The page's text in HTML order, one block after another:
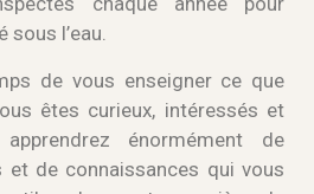
sous l’eau.
de vous enseigner ce que
êtes curieux, intéressés et
énormément de
et de connaissances qui vous